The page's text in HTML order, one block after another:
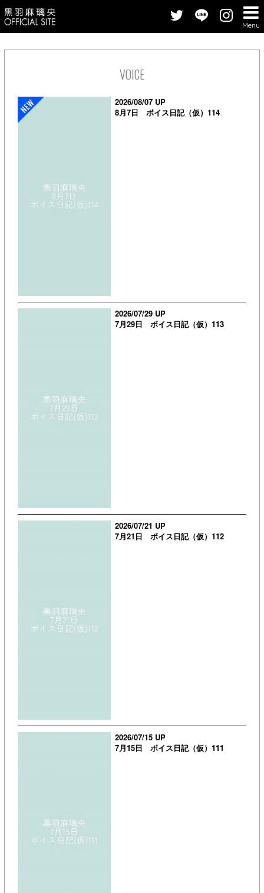
Menu
VOICE
2026/08/07 UP
8月7日 ボイス日記（仮）114
2026/07/29 UP
7月29日 ボイス日記（仮）113
2026/07/21 UP
7月21日 ボイス日記（仮）112
2026/07/15 UP
7月15日 ボイス日記（仮）111